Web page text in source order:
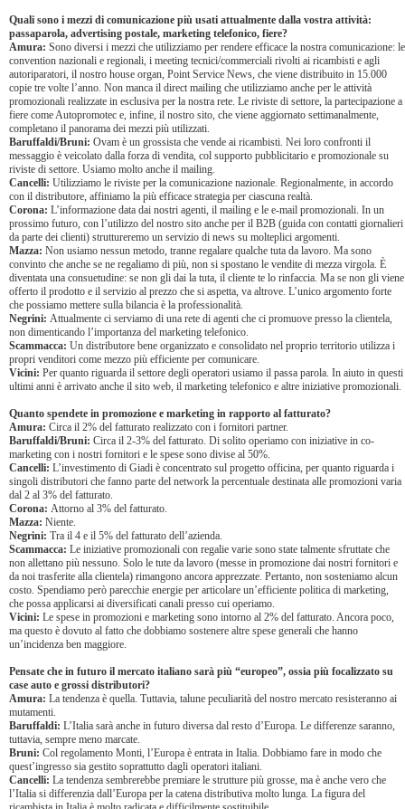
Quali sono i mezzi di comunicazione più usati attualmente dalla vostra attività:
passaparola, advertising postale, marketing telefonico, fiere?
Amura: Sono diversi i mezzi che utilizziamo per rendere efficace la nostra comunicazione: le
convention nazionali e regionali, i meeting tecnici/commerciali rivolti ai ricambisti e agli
autoriparatori, il nostro house organ, Point Service News, che viene distribuito in 15.000
copie tre volte l’anno. Non manca il direct mailing che utilizziamo anche per le attività
promozionali realizzate in esclusiva per la nostra rete. Le riviste di settore, la partecipazione a
fiere come Autopromotec e, infine, il nostro sito, che viene aggiornato settimanalmente,
completano il panorama dei mezzi più utilizzati.
Baruffaldi/Bruni: Ovam è un grossista che vende ai ricambisti. Nei loro confronti il
messaggio è veicolato dalla forza di vendita, col supporto pubblicitario e promozionale su
riviste di settore. Usiamo molto anche il mailing.
Cancelli: Utilizziamo le riviste per la comunicazione nazionale. Regionalmente, in accordo
con il distributore, affiniamo la più efficace strategia per ciascuna realtà.
Corona: L’informazione data dai nostri agenti, il mailing e le e-mail promozionali. In un
prossimo futuro, con l’utilizzo del nostro sito anche per il B2B (guida con contatti giornalieri
da parte dei clienti) struttureremo un servizio di news su molteplici argomenti.
Mazza: Non usiamo nessun metodo, tranne regalare qualche tuta da lavoro. Ma sono
convinto che anche se ne regaliamo di più, non si spostano le vendite di mezza virgola. È
diventata una consuetudine: se non gli dai la tuta, il cliente te lo rinfaccia. Ma se non gli viene
offerto il prodotto e il servizio al prezzo che si aspetta, va altrove. L’unico argomento forte
che possiamo mettere sulla bilancia è la professionalità.
Negrini: Attualmente ci serviamo di una rete di agenti che ci promuove presso la clientela,
non dimenticando l’importanza del marketing telefonico.
Scammacca: Un distributore bene organizzato e consolidato nel proprio territorio utilizza i
propri venditori come mezzo più efficiente per comunicare.
Vicini: Per quanto riguarda il settore degli operatori usiamo il passa parola. In aiuto in questi
ultimi anni è arrivato anche il sito web, il marketing telefonico e altre iniziative promozionali.
Quanto spendete in promozione e marketing in rapporto al fatturato?
Amura: Circa il 2% del fatturato realizzato con i fornitori partner.
Baruffaldi/Bruni: Circa il 2-3% del fatturato. Di solito operiamo con iniziative in co-
marketing con i nostri fornitori e le spese sono divise al 50%.
Cancelli: L’investimento di Giadi è concentrato sul progetto officina, per quanto riguarda i
singoli distributori che fanno parte del network la percentuale destinata alle promozioni varia
dal 2 al 3% del fatturato.
Corona: Attorno al 3% del fatturato.
Mazza: Niente.
Negrini: Tra il 4 e il 5% del fatturato dell’azienda.
Scammacca: Le iniziative promozionali con regalie varie sono state talmente sfruttate che
non allettano più nessuno. Solo le tute da lavoro (messe in promozione dai nostri fornitori e
da noi trasferite alla clientela) rimangono ancora apprezzate. Pertanto, non sosteniamo alcun
costo. Spendiamo però parecchie energie per articolare un’efficiente politica di marketing,
che possa applicarsi ai diversificati canali presso cui operiamo.
Vicini: Le spese in promozioni e marketing sono intorno al 2% del fatturato. Ancora poco,
ma questo è dovuto al fatto che dobbiamo sostenere altre spese generali che hanno
un’incidenza ben maggiore.
Pensate che in futuro il mercato italiano sarà più “europeo”, ossia più focalizzato su
case auto e grossi distributori?
Amura: La tendenza è quella. Tuttavia, talune peculiarità del nostro mercato resisteranno ai
mutamenti.
Baruffaldi: L’Italia sarà anche in futuro diversa dal resto d’Europa. Le differenze saranno,
tuttavia, sempre meno marcate.
Bruni: Col regolamento Monti, l’Europa è entrata in Italia. Dobbiamo fare in modo che
quest’ingresso sia gestito soprattutto dagli operatori italiani.
Cancelli: La tendenza sembrerebbe premiare le strutture più grosse, ma è anche vero che
l’Italia si differenzia dall’Europa per la catena distributiva molto lunga. La figura del